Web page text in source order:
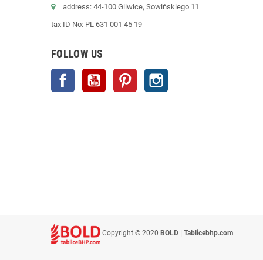
address: 44-100 Gliwice, Sowińskiego 11
tax ID No: PL 631 001 45 19
FOLLOW US
Facebook YouTube Pinterest
Copyright © 2020 BOLD | Tablicebhp.com